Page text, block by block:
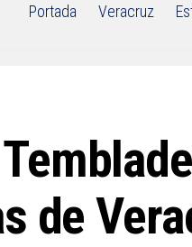
Portada Veracruz
de